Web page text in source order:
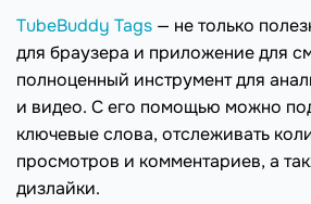
TubeBuddy Tags — не только
для браузера и приложение для
полноценный инструмент для
и видео. С его помощью можно
ключевые слова, отслеживать
просмотров и комментариев, а
дизлайки.